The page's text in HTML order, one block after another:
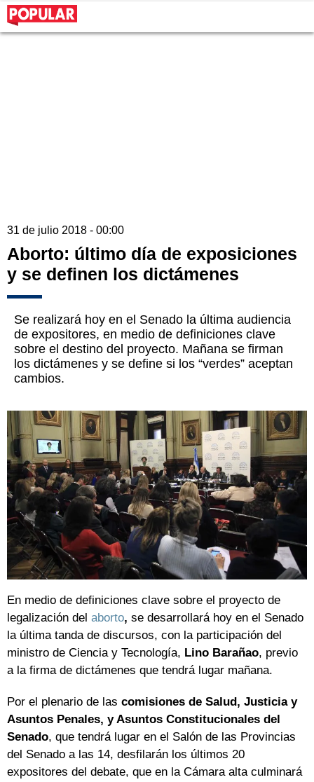
31 de julio 2018 - 00:00
Aborto: último día de exposiciones
y se definen los dictámenes
Se realizará hoy en el Senado la última audiencia
de expositores, en medio de definiciones clave
sobre el destino del proyecto. Mañana se firman
los dictámenes y se define si los “verdes” aceptan
cambios.
En medio de definiciones clave sobre el proyecto de
legalización del aborto, se desarrollará hoy en el Senado
la última tanda de discursos, con la participación del
ministro de Ciencia y Tecnología, Lino Barañao, previo
a la firma de dictámenes que tendrá lugar mañana.
Por el plenario de las comisiones de Salud, Justicia y
Asuntos Penales, y Asuntos Constitucionales del
Senado, que tendrá lugar en el Salón de las Provincias
del Senado a las 14, desfilarán los últimos 20
expositores del debate, que en la Cámara alta culminará